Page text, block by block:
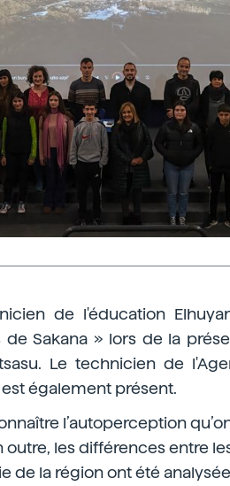
de l'éducation
de Sakana » lors de la
Le technicien de
également présent.
l’autoperception
outre, les différences entre
de la région ont été